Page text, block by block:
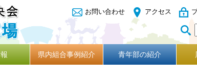
お問い合わせ アクセス
県内組合事例紹介 青年部の紹介